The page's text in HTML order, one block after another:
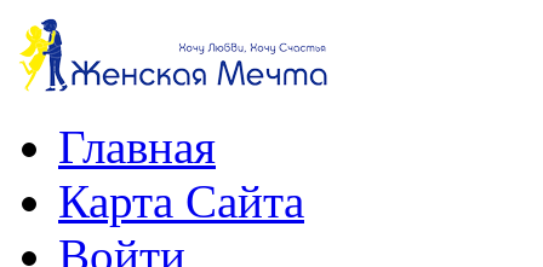
Главная
Карта Сайта
Войти